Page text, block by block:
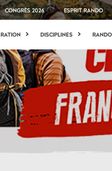
CONGRÈS 2026 ESPRIT RANDO
DISCIPLINES